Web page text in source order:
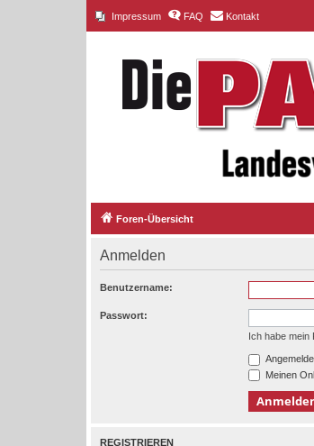
Impressum FAQ Kontakt
Foren-Übersicht
Anmelden
Benutzername:
Passwort:
Ich habe
Meinen
REGISTRIEREN